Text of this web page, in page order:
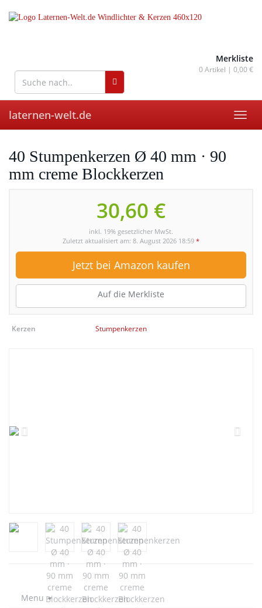
Merkliste
0Artikel | 0,00 €
laternen-welt.de
40 Stumpenkerzen Ø 40 mm · 90
mm creme Blockkerzen
30,60 €
inkl. 19% gesetzlicher MwSt.
Zuletzt aktualisiert am: 8. August 2026 18:59 *
Jetzt bei Amazon kaufen
Auf die Merkliste
Kerzen Stumpenkerzen
Menu